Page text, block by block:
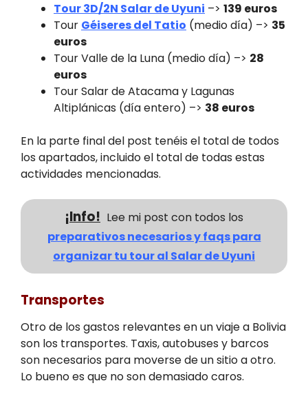
Tour 3D/2N Salar de Uyuni –> 139 euros
Tour Géiseres del Tatio (medio día) –> 35
euros
Tour Valle de la Luna (medio día) –> 28
euros
Tour Salar de Atacama y Lagunas
Altiplánicas (día entero) –> 38 euros
En la parte final del post tenéis el total de todos
los apartados, incluido el total de todas estas
actividades mencionadas.
¡Info! Lee mi post con todos los
preparativos necesarios y faqs para
organizar tu tour al Salar de Uyuni
Transportes
Otro de los gastos relevantes en un viaje a Bolivia
son los transportes. Taxis, autobuses y barcos
son necesarios para moverse de un sitio a otro.
Lo bueno es que no son demasiado caros.